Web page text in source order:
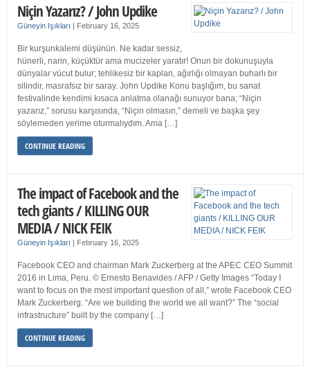
Niçin Yazarız? / John Updike
Güneyin Işıkları | February 16, 2025
Bir kurşunkalemi düşünün. Ne kadar sessiz,
hünerli, narin, küçüktür ama mucizeler yaratır! Onun bir dokunuşuyla
dünyalar vücut bulur; tehlikesiz bir kaplan, ağırlığı olmayan buharlı bir
silindir, masrafsız bir saray. John Updike Konu başlığım, bu sanat
festivalinde kendimi kısaca anlatma olanağı sunuyor bana; “Niçin
yazarız,” sorusu karşısında, “Niçin olmasın,” demeli ve başka şey
söylemeden yerime oturmalıydım. Ama […]
CONTINUE READING
The impact of Facebook and the
tech giants / KILLING OUR
MEDIA / NICK FEIK
Güneyin Işıkları | February 16, 2025
Facebook CEO and chairman Mark Zuckerberg at the APEC CEO Summit
2016 in Lima, Peru. © Ernesto Benavides / AFP / Getty Images “Today I
want to focus on the most important question of all,” wrote Facebook CEO
Mark Zuckerberg. “Are we building the world we all want?” The “social
infrastructure” built by the company […]
CONTINUE READING